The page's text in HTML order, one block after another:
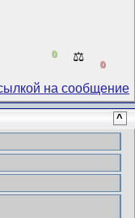
0 ⚖️
0
^